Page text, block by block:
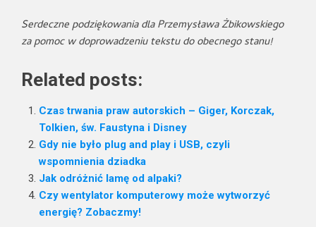
Serdeczne podziękowania dla Przemysława Żbikowskiego
za pomoc w doprowadzeniu tekstu do obecnego stanu!
Related posts:
Czas trwania praw autorskich – Giger, Korczak,
Tolkien, św. Faustyna i Disney
Gdy nie było plug and play i USB, czyli
wspomnienia dziadka
Jak odróżnić lamę od alpaki?
Czy wentylator komputerowy może wytworzyć
energię? Zobaczmy!